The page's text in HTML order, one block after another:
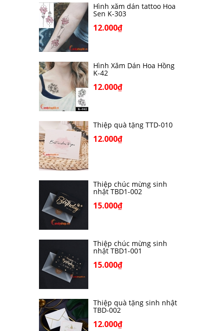
Hình xăm dán tattoo Hoa
Sen K-303
12.000₫
Hình Xăm Dán Hoa Hồng
K-42
12.000₫
Thiệp quà tặng TTD-010
12.000₫
Thiệp chúc mừng sinh
nhật TBD1-002
15.000₫
Thiệp chúc mừng sinh
nhật TBD1-001
15.000₫
Thiệp quà tặng sinh nhật
TBD-002
12.000₫